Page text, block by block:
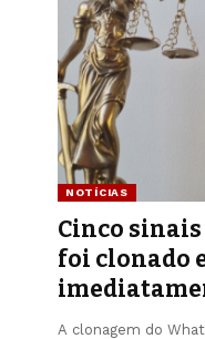
NOTÍCIAS
Cinco
foi clonado
A clonagem do